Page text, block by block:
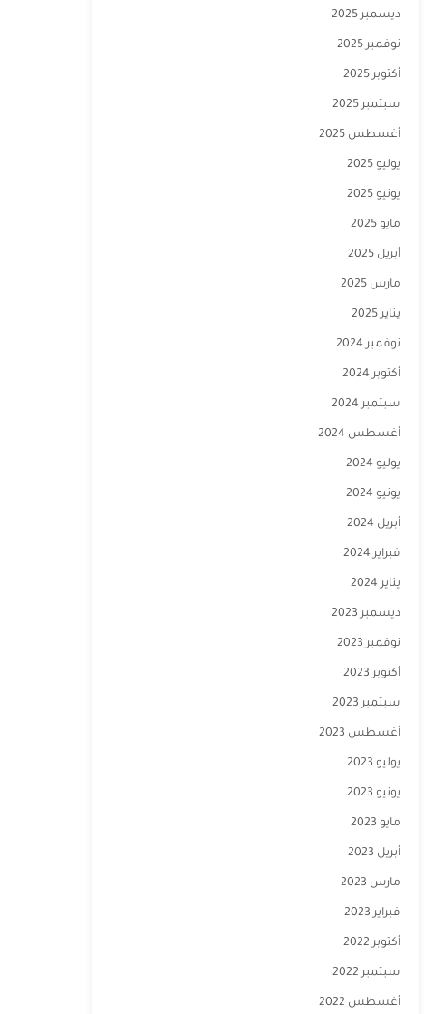
ديسمبر 2025
نوفمبر 2025
أكتوبر 2025
سبتمبر 2025
أغسطس 2025
يوليو 2025
يونيو 2025
مايو 2025
أبريل 2025
مارس 2025
يناير 2025
نوفمبر 2024
أكتوبر 2024
سبتمبر 2024
أغسطس 2024
يوليو 2024
يونيو 2024
أبريل 2024
فبراير 2024
يناير 2024
ديسمبر 2023
نوفمبر 2023
أكتوبر 2023
سبتمبر 2023
أغسطس 2023
يوليو 2023
يونيو 2023
مايو 2023
أبريل 2023
مارس 2023
فبراير 2023
أكتوبر 2022
سبتمبر 2022
أغسطس 2022